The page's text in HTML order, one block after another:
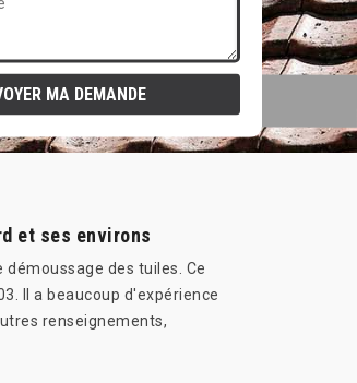
et ses environs
des tuiles. Ce
Il a beaucoup d'expérience
renseignements,